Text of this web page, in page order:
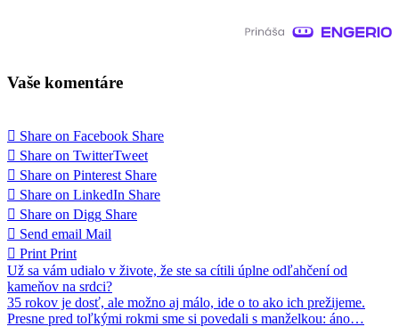
Vaše komentáre
Share on Facebook Share
Share on TwitterTweet
Share on Pinterest Share
Share on LinkedIn Share
Share on Digg Share
Send email Mail
Print Print
Navigácia
v
článku
Už sa vám udialo v živote, že ste sa cítili úplne odľahčení od
kameňov na srdci?
35 rokov je dosť, ale možno aj málo, ide o to ako ich prežijeme.
Presne pred toľkými rokmi sme si povedali s manželkou: áno…